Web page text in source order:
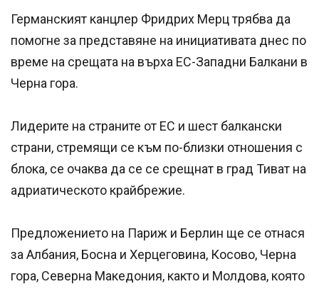
Германският канцлер Фридрих Мерц трябва да
помогне за представяне на инициативата днес по
време на срещата на върха ЕС-Западни Балкани в
Черна гора.
Лидерите на страните от ЕС и шест балкански
страни, стремящи се към по-близки отношения с
блока, се очаква да се се срещнат в град Тиват на
адриатическото крайбрежие.
Предложението на Париж и Берлин ще се отнася
за Албания, Босна и Херцеговина, Косово, Черна
гора, Северна Македония, както и Молдова, която